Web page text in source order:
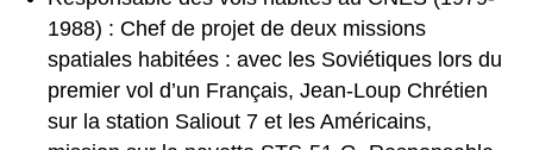
1988) : Chef de projet de deux missions
spatiales habitées : avec les Soviétiques lors du
premier vol d’un Français, Jean-Loup Chrétien
sur la station Saliout 7 et les Américains,